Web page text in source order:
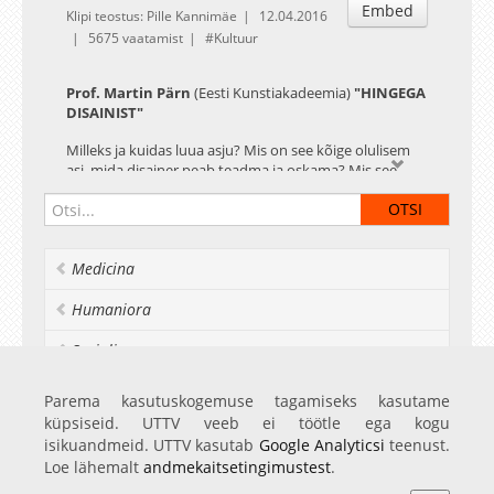
Embed
Klipi teostus: Pille Kannimäe
12.04.2016
5675 vaatamist
Kultuur
Prof. Martin Pärn (Eesti Kunstiakadeemia) "HINGEGA
DISAINIST"
Milleks ja kuidas luua asju? Mis on see kõige olulisem
asi, mida disainer peab teadma ja oskama? Mis see
disain ülepea on? EKA strateegilise disaini professor
Martin Pärn esitab disaini ülesande kohta juurteni
kaevavaid küsimusi ja leiab neile vastuseid efektsete
rahvusvaheliste disainipreemiatega ning disainibüroo
arendamise ja siinsele disainile uute väljundite
Medicina
Humaniora
Socialia
Realia et naturalia
Ülikoolist veel
Parema kasutuskogemuse tagamiseks kasutame
küpsiseid. UTTV veeb ei töötle ega kogu
isikuandmeid. UTTV kasutab Google Analyticsi teenust.
Loe lähemalt andmekaitsetingimustest.